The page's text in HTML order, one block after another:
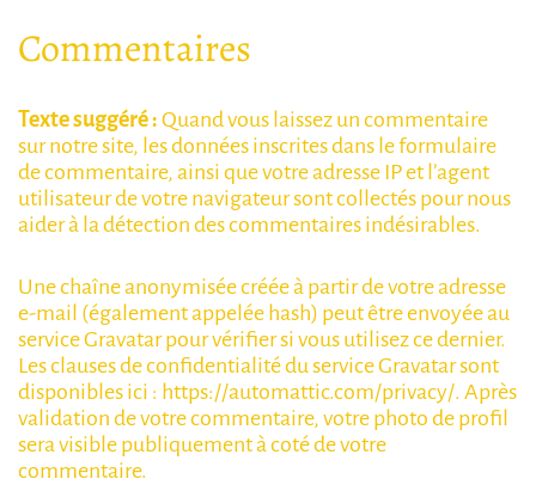
Commentaires
Texte suggéré : Quand vous laissez un commentaire
sur notre site, les données inscrites dans le formulaire
de commentaire, ainsi que votre adresse IP et l’agent
utilisateur de votre navigateur sont collectés pour nous
aider à la détection des commentaires indésirables.
Une chaîne anonymisée créée à partir de votre adresse
e-mail (également appelée hash) peut être envoyée au
service Gravatar pour vérifier si vous utilisez ce dernier.
Les clauses de confidentialité du service Gravatar sont
disponibles ici : https://automattic.com/privacy/. Après
validation de votre commentaire, votre photo de profil
sera visible publiquement à coté de votre
commentaire.